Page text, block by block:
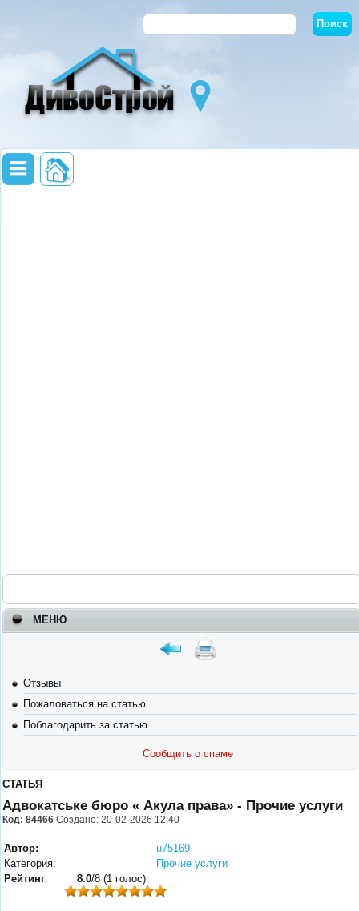
МЕНЮ
Отзывы
Пожаловаться на статью
Поблагодарить за статью
Сообщить о спаме
СТАТЬЯ
Адвокатське бюро « Акула права» - Прочие услуги
Код: 84466 Создано: 20-02-2026 12:40
Автор:
u75169
Категория:
Прочие услуги
Рейтинг: 8.0/8 (1 голос)